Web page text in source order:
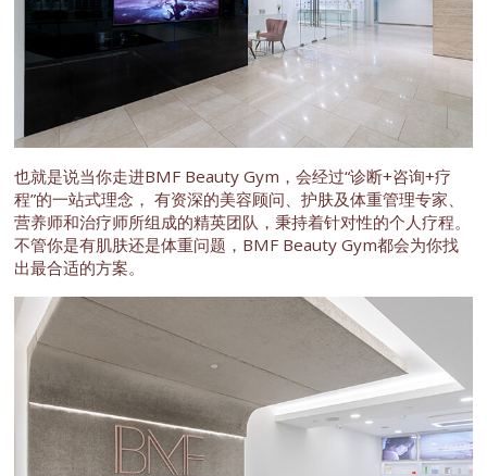
也就是说当你走进BMF Beauty Gym，会经过“诊断+咨询+疗
程”的一站式理念， 有资深的美容顾问、护肤及体重管理专家、
营养师和治疗师所组成的精英团队，秉持着针对性的个人疗程。
不管你是有肌肤还是体重问题，BMF Beauty Gym都会为你找
出最合适的方案。